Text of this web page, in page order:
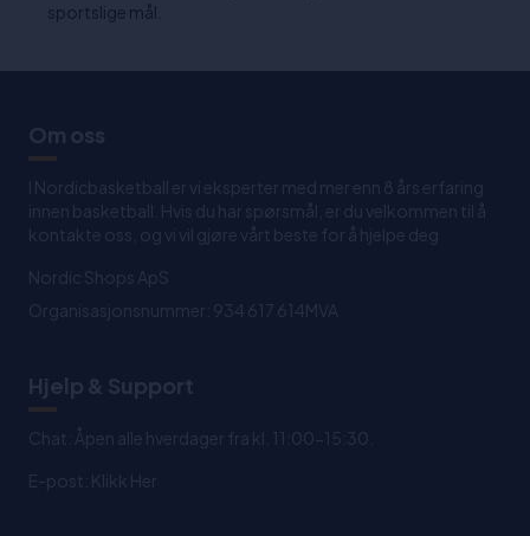
sportslige mål.
Om oss
I Nordicbasketball er vi eksperter med mer enn 8 års erfaring
innen basketball. Hvis du har spørsmål, er du velkommen til å
kontakte oss, og vi vil gjøre vårt beste for å hjelpe deg
Nordic Shops ApS
Organisasjonsnummer: 934 617 614MVA
Hjelp & Support
Chat: Åpen alle hverdager fra kl. 11:00-15:30.
E-post: Klikk Her